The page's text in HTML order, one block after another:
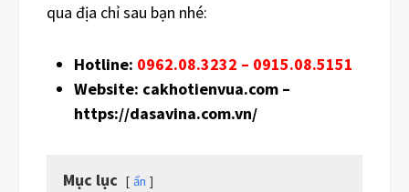
qua địa chỉ sau bạn nhé:
Hotline: 0962.08.3232 – 0915.08.5151
Website: cakhotienvua.com –
https://dasavina.com.vn/
Mục lục ẩn